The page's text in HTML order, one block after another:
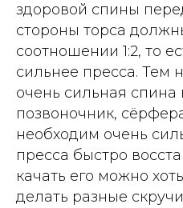
здоровой спины
стороны торса
соотношении 1:2, то
сильнее пресса. Тем
очень сильная спина
позвоночник,
необходим очень
пресса быстро
качать его можно
делать разные